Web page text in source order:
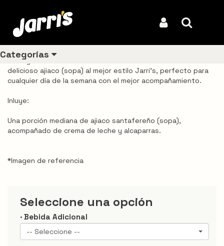
Categorías
Ajiaco Mediano Jarri's
De la gastronomí­a colombiana tenemos en nuestra carta el
delicioso ajiaco (sopa) al mejor estilo Jarri's, perfecto para
cualquier dí­a de la semana con el mejor acompañamiento.
Inluye:
Una porción mediana de ajiaco santafereño (sopa),
acompañado de crema de leche y alcaparras.
*Imagen de referencia
Seleccione una opción
· Bebida Adicional
-- Seleccione --
Ver todos
productos
vendidos
Combos
Ligeros
Jarris